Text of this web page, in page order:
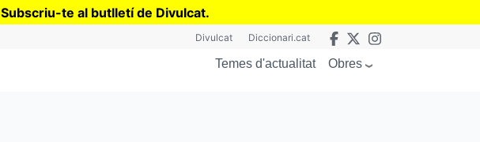
Subscriu-te al butlletí de Divulcat.
Divulcat Diccionari.cat
Temes d'actualitat Obres